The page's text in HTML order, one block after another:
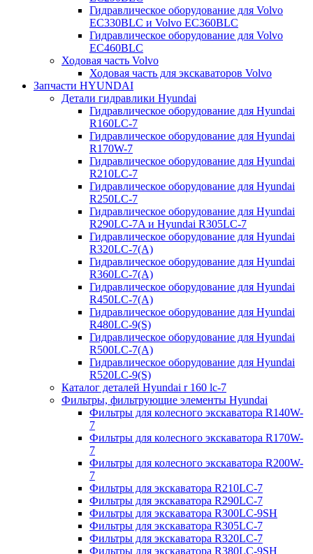
Гидравлическое оборудование для Volvo
EC330BLC и Volvo EC360BLC
Гидравлическое оборудование для Volvo
EC460BLC
Ходовая часть Volvo
Ходовая часть для экскаваторов Volvo
Запчасти HYUNDAI
Детали гидравлики Hyundai
Гидравлическое оборудование для Hyundai
R160LC-7
Гидравлическое оборудование для Hyundai
R170W-7
Гидравлическое оборудование для Hyundai
R210LC-7
Гидравлическое оборудование для Hyundai
R250LC-7
Гидравлическое оборудование для Hyundai
R290LC-7A и Hyundai R305LC-7
Гидравлическое оборудование для Hyundai
R320LC-7(A)
Гидравлическое оборудование для Hyundai
R360LC-7(A)
Гидравлическое оборудование для Hyundai
R450LC-7(A)
Гидравлическое оборудование для Hyundai
R480LC-9(S)
Гидравлическое оборудование для Hyundai
R500LC-7(A)
Гидравлическое оборудование для Hyundai
R520LC-9(S)
Каталог деталей Hyundai r 160 lc-7
Фильтры, фильтрующие элементы Hyundai
Фильтры для колесного экскаватора R140W-
7
Фильтры для колесного экскаватора R170W-
7
Фильтры для колесного экскаватора R200W-
7
Фильтры для экскаватора R210LC-7
Фильтры для экскаватора R290LC-7
Фильтры для экскаватора R300LC-9SH
Фильтры для экскаватора R305LC-7
Фильтры для экскаватора R320LC-7
Фильтры для экскаватора R380LC-9SH